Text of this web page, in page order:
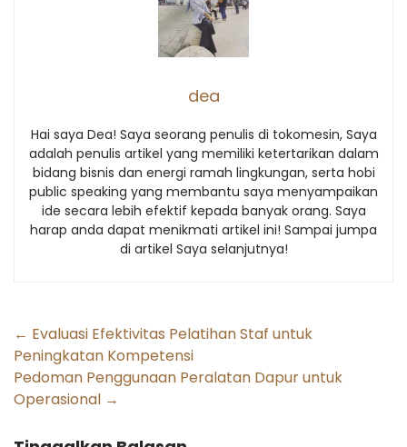
dea
Hai saya Dea! Saya seorang penulis di tokomesin, Saya
adalah penulis artikel yang memiliki ketertarikan dalam
bidang bisnis dan energi ramah lingkungan, serta hobi
public speaking yang membantu saya menyampaikan
ide secara lebih efektif kepada banyak orang. Saya
harap anda dapat menikmati artikel ini! Sampai jumpa
di artikel Saya selanjutnya!
Post
navigation
← Evaluasi Efektivitas Pelatihan Staf untuk
Peningkatan Kompetensi
Pedoman Penggunaan Peralatan Dapur untuk
Operasional →